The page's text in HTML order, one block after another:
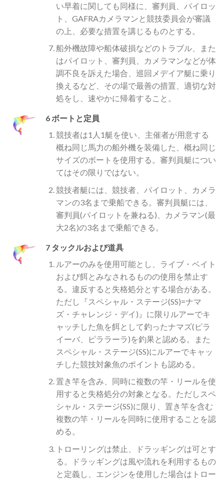
い早着に関しても同様に、審判員、パイロッ
ト、GAFRAカメラマンと競技委員会が審議
の上、必要な措置を講じるものとする。
船外機故障や船体破損などのトラブル、また
はパイロット、審判員、カメラマンなどが体
調不良を訴えた場合、巡回メデイア艇に乗り
換えるなど、その場で最善の措置、適切な対
処をし、速やかに帰着すること。
6 ボートと定員
競技者は1人1艇を使い、主催者が用意する
概ね同じ馬力の船外機を装備した、概ね同じ
サイズのボートを使用する。審判員艇につい
てはその限りではない。
競技者艇には、競技者、パイロット、カメラ
マンの3名まで乗船できる。審判員艇には、
審判員(パイロットを兼ねる)、カメラマン(最
大2名)の3名まで乗船できる。
7 タックルおよび道具
ルアーのみを使用可能とし、ライブ・ベイト
および餌とみなされるものの使用を禁止す
る。違反すると失格処分とする場合がある。
ただし『スペシャル・ステージ(SS)=ナマ
ズ・チャレンジ・デイ)』に限りルアーでキ
ャッチした魚を餌として釣ったナマズ(ピラ
イーバ、ピララーラ)を釣果と認める。また
スペシャル・ステージ(SS)にルアーでキャッ
チした競技対象魚のポイントも認める。
置き竿を含み、同時に複数の竿・リールを使
用すると失格処分の対象となる。ただしスペ
シャル・ステージ(SS)に限り、置き竿を含む
複数の竿・リールを同時に使用することを認
める。
トローリングは禁止、ドラッギングは可とす
る。ドラッギングは風や流れを利用するもの
と定義し、エンジンを使用した場合はトロー